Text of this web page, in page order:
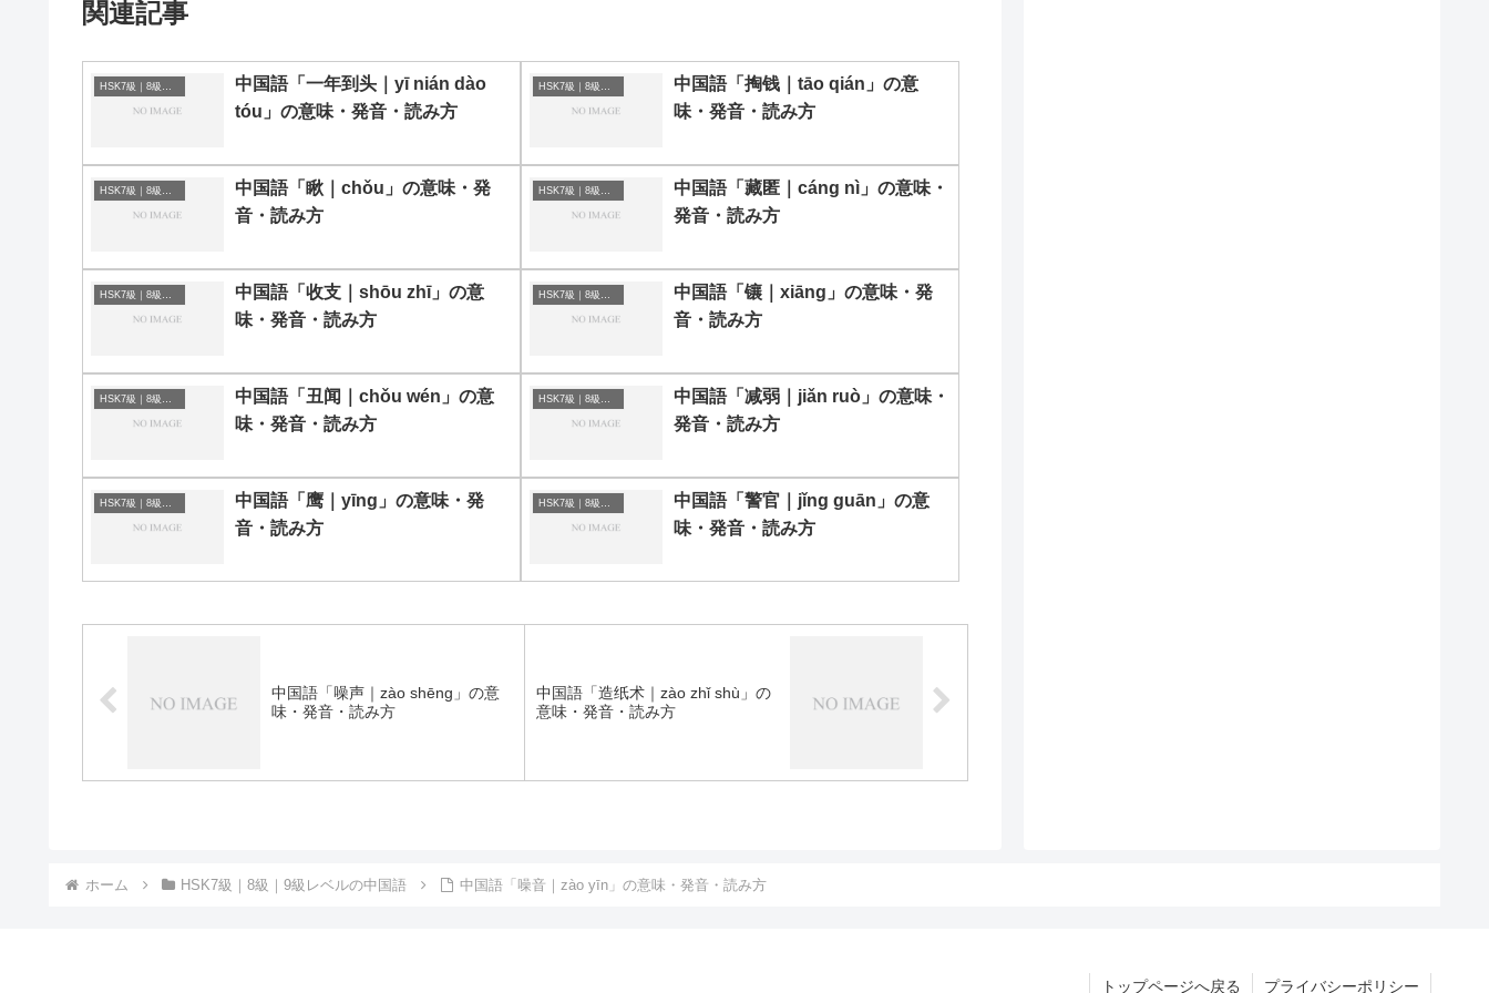
関連記事
中国語「一年到头｜yī nián dào
tóu」の意味・発音・読み方
中国語「掏钱｜tāo qián」の意
味・発音・読み方
中国語「瞅｜chǒu」の意味・発
音・読み方
中国語「藏匿｜cáng nì」の意味・
発音・読み方
中国語「收支｜shōu zhī」の意
味・発音・読み方
中国語「镶｜xiāng」の意味・発
音・読み方
中国語「丑闻｜chǒu wén」の意
味・発音・読み方
中国語「减弱｜jiǎn ruò」の意味・
発音・読み方
中国語「鹰｜yīng」の意味・発
音・読み方
中国語「警官｜jǐng guān」の意
味・発音・読み方
中国語「噪声｜zào shēng」の意
味・発音・読み方
中国語「造纸术｜zào zhǐ shù」の
意味・発音・読み方
ホーム HSK7級｜8級｜9級レベルの中国語 中国語「噪音｜zào yīn」の意味・発音・読み方
トップページへ戻る プライバシーポリシー